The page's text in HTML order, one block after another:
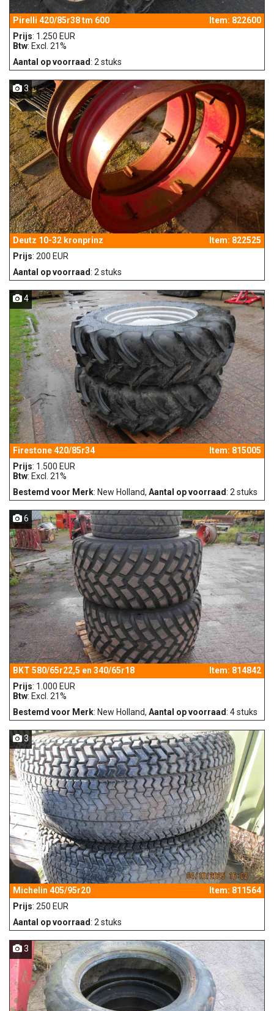
Pirelli 420/85r38 tm 600
Item: 822600
Prijs: 1.250 EUR
Btw: Excl. 21%
Aantal op voorraad: 2 stuks
3
Deutz 10-32 kronprinz
Item: 822525
Prijs: 200 EUR
Aantal op voorraad: 2 stuks
4
Firestone 420/85r34
Item: 815005
Prijs: 1.500 EUR
Btw: Excl. 21%
Bestemd voor Merk: New Holland, Aantal op voorraad: 2 stuks
6
BKT 580/65r22,5 en 340/65r18
Item: 814842
Prijs: 1.000 EUR
Btw: Excl. 21%
Bestemd voor Merk: New Holland, Aantal op voorraad: 4 stuks
3
Michelin 405/95r20
Item: 811564
Prijs: 250 EUR
Aantal op voorraad: 2 stuks
3